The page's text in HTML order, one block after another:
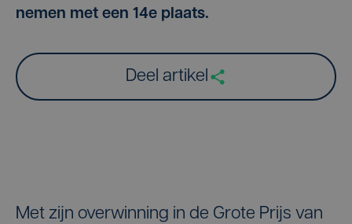
nemen met een 14e plaats.
Deel artikel
Met zijn overwinning in de Grote Prijs van